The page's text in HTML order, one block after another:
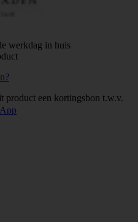
werkdag in huis
product een kortingsbon t.w.v.